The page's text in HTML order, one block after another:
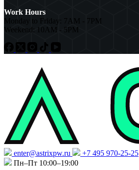
Work Hours
Monday to Friday: 7AM - 7PM
Weekend: 10AM - 5PM
enter@astrixpw.ru
+7 495 970-25-25
Пн–Пт 10:00–19:00